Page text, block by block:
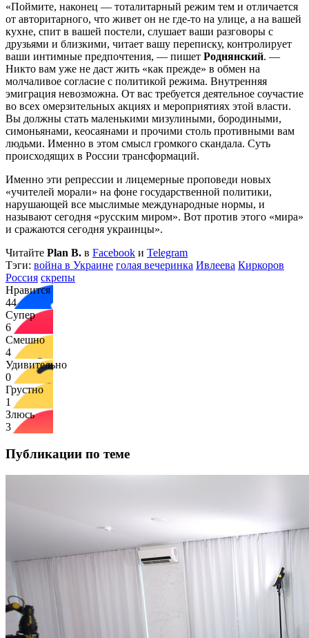
«Поймите, наконец — тоталитарный режим тем и отличается
от авторитарного, что живет он не где-то на улице, а на вашей
кухне, спит в вашей постели, слушает ваши разговоры с
друзьями и близкими, читает вашу переписку, контролирует
ваши интимные предпочтения, — пишет Роднянский. —
Никто вам уже не даст жить «как прежде» в обмен на
молчаливое согласие с политикой режима. Внутренняя
эмиграция невозможна. От вас требуется деятельное соучастие
во всех омерзительных акциях и мероприятиях этой власти.
Вы должны стать маленькими мизулиными, бородиными,
симоньянами, кеосаянами и прочими столь противными вам
людьми. Именно в этом смысл громкого скандала. Суть
происходящих в России трансформаций.
Именно эти репрессии и лицемерные проповеди новых
«учителей морали» на фоне государственной политики,
нарушающей все мыслимые международные нормы, и
называют сегодня «русским миром». Вот против этого «мира»
и сражаются сегодня украинцы».
Читайте Plan B. в Facebook и Telegram
Тэги: война в Украине голая вечеринка Ивлеева Киркоров
Россия скрепы
Нравится
44
Супер
6
Смешно
4
Удивительно
0
Грустно
1
Злюсь
3
Публикации по теме